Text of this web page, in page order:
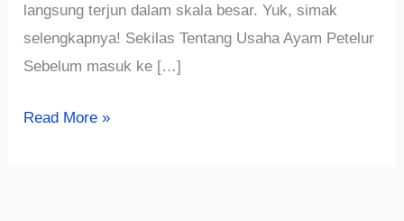
langsung terjun dalam skala besar. Yuk, simak
selengkapnya! Sekilas Tentang Usaha Ayam Petelur
Sebelum masuk ke […]
Panduan
Read More »